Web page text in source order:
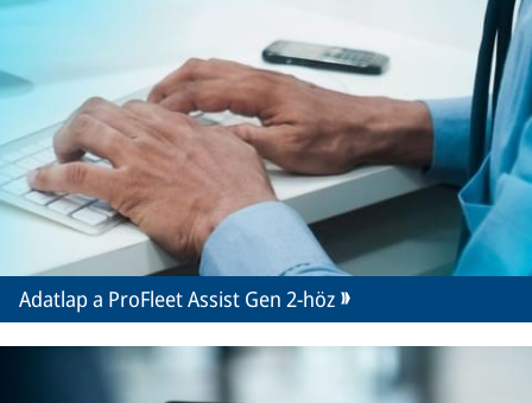
Adatlap a ProFleet Assist Gen 2-höz